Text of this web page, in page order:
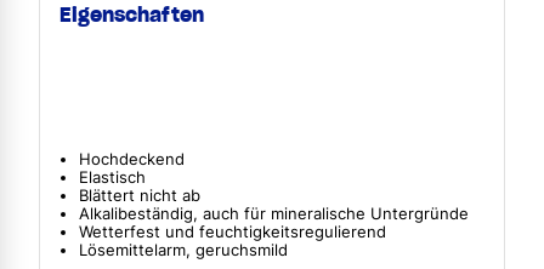
Eigenschaften
Hochdeckend
Elastisch
Blättert nicht ab
Alkalibeständig, auch für mineralische Untergründe
Wetterfest und feuchtigkeitsregulierend
Lösemittelarm, geruchsmild